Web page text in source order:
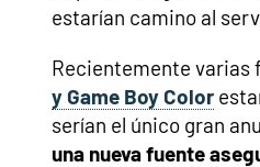
estarían camino al
Recientemente varias
y Game Boy Color
serían el único gran
una nueva fuente